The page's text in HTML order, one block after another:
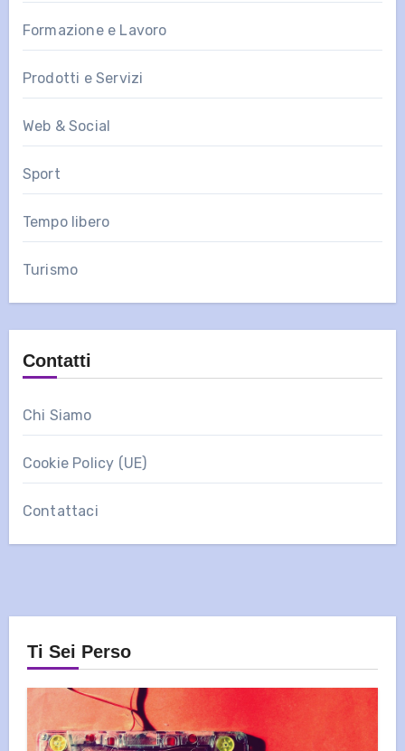
Formazione e Lavoro
Prodotti e Servizi
Web & Social
Sport
Tempo libero
Turismo
Contatti
Chi Siamo
Cookie Policy (UE)
Contattaci
Ti Sei Perso